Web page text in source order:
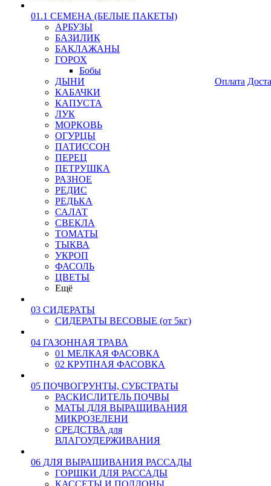
01.1 СЕМЕНА (БЕЛЫЕ ПАКЕТЫ)
АРБУЗЫ
БАЗИЛИК
БАКЛАЖАНЫ
ГОРОХ
Бобы
ДЫНИ
КАБАЧКИ
КАПУСТА
ЛУК
МОРКОВЬ
ОГУРЦЫ
ПАТИССОН
ПЕРЕЦ
ПЕТРУШКА
РАЗНОЕ
РЕДИС
РЕДЬКА
САЛАТ
СВЕКЛА
ТОМАТЫ
ТЫКВА
УКРОП
ФАСОЛЬ
ЦВЕТЫ
Ещё
03 СИДЕРАТЫ
СИДЕРАТЫ ВЕСОВЫЕ (от 5кг)
04 ГАЗОННАЯ ТРАВА
01 МЕЛКАЯ ФАСОВКА
02 КРУПНАЯ ФАСОВКА
05 ПОЧВОГРУНТЫ, СУБСТРАТЫ
РАСКИСЛИТЕЛЬ ПОЧВЫ
МАТЫ ДЛЯ ВЫРАЩИВАНИЯ
МИКРОЗЕЛЕНИ
СРЕДСТВА для
ВЛАГОУДЕРЖИВАНИЯ
06 ДЛЯ ВЫРАЩИВАНИЯ РАССАДЫ
ГОРШКИ ДЛЯ РАССАДЫ
КАССЕТЫ И ПОДДОНЫ
Оплата